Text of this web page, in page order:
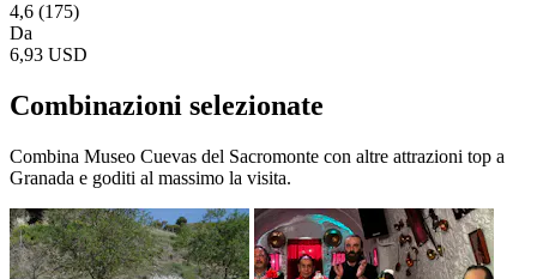
4,6 (175)
Da
6,93 USD
Combinazioni selezionate
Combina Museo Cuevas del Sacromonte con altre attrazioni top a
Granada e goditi al massimo la visita.